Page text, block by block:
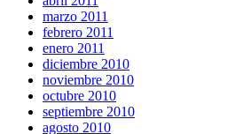
marzo 2011
febrero 2011
enero 2011
diciembre 2010
noviembre 2010
octubre 2010
septiembre 2010
agosto 2010